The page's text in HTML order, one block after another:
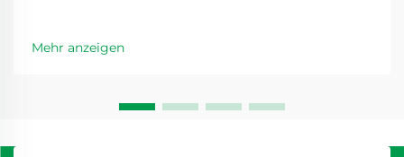
Mehr anzeigen